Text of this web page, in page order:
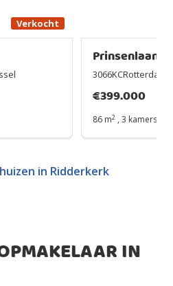
Verkocht
3066KCRotterdam
€399.000
86 m2 , 3 kamers
in Ridderkerk
IN